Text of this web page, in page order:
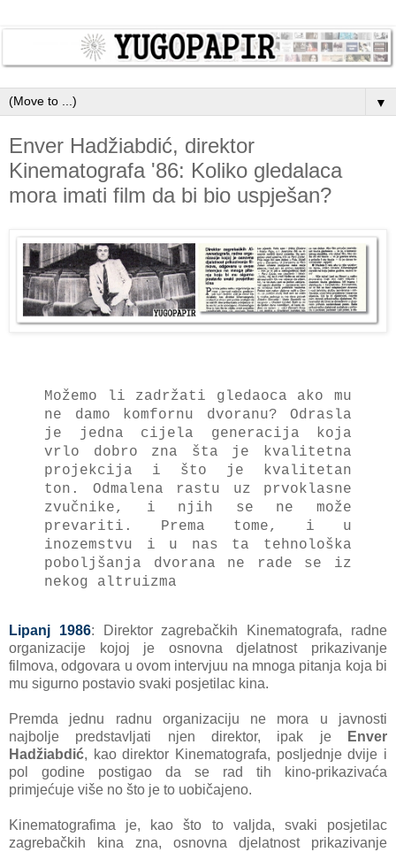
▼
Enver Hadžiabdić, direktor
Kinematografa '86: Koliko gledalaca
mora imati film da bi bio uspješan?
Možemo li zadržati gledaoca ako mu
ne damo komfornu dvoranu? Odrasla
je jedna cijela generacija koja
vrlo dobro zna šta je kvalitetna
projekcija i što je kvalitetan
ton. Odmalena rastu uz prvoklasne
zvučnike, i njih se ne može
prevariti. Prema tome, i u
inozemstvu i u nas ta tehnološka
poboljšanja dvorana ne rade se iz
nekog altruizma
Lipanj 1986: Direktor zagrebačkih Kinematografa, radne
organizacije kojoj je osnovna djelatnost prikazivanje
filmova, odgovara u ovom intervjuu na mnoga pitanja koja bi
mu sigurno postavio svaki posjetilac kina.
Premda jednu radnu organizaciju ne mora u javnosti
najbolje predstavljati njen direktor, ipak je
Enver
Hadžiabdić, kao direktor Kinematografa, posljednje dvije i
pol godine postigao da se rad tih kino-prikazivaća
primjećuje više no što je to uobičajeno.
Kinematografima je, kao što to valjda, svaki posjetilac
zagrebačkih kina zna, osnovna djelatnost prikazivanje